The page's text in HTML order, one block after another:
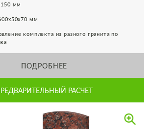
мм
мм
комплекта из разного гранита по
ПОДРОБНЕЕ
РАСЧЕТ